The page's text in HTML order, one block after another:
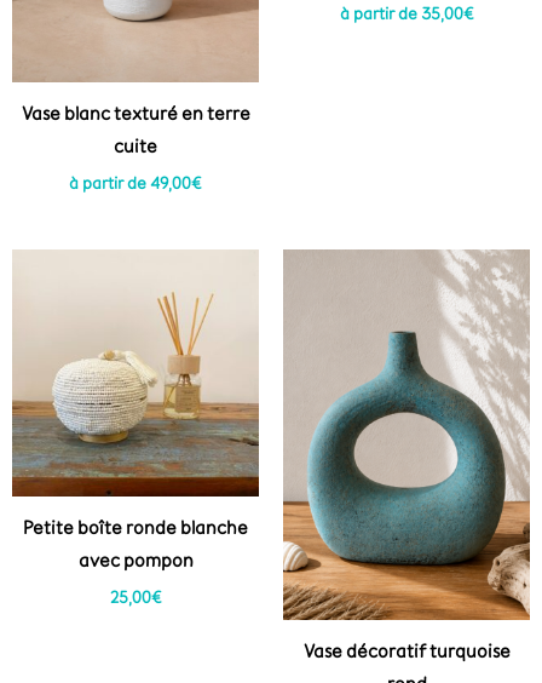
Vase blanc texturé en terre
cuite
à partir de49,00€
à partir de 35,00€
Petite boîte ronde blanche
avec pompon
25,00€
Vase décoratif turquoise